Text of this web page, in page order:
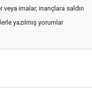
imalar, inançlara saldırı
yazılmış yorumlar